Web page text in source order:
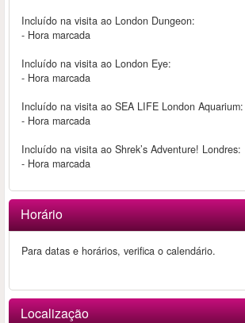
Incluído na visita ao London Dungeon:
- Hora marcada
Incluído na visita ao London Eye:
- Hora marcada
Incluído na visita ao SEA LIFE London Aquarium:
- Hora marcada
Incluído na visita ao Shrek’s Adventure! Londres:
- Hora marcada
Horário
Para datas e horários, verifica o calendário.
Localização